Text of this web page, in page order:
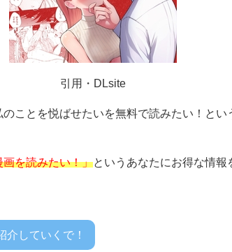
引用・DLsite
ことを悦ばせたいを無料で読みたい！とい
を読みたい！」というあなたにお得な情報
介していくで！